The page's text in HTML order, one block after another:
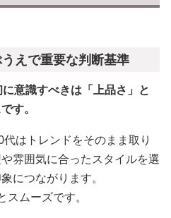
えで重要な判断基準
意識すべきは「上品さ」と
す。
はトレンドをそのまま取り
雰囲気に合ったスタイルを選
につながります。
ムーズです。